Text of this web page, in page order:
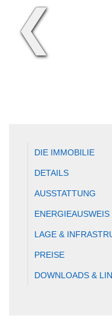
❮
DIE IMMOBILIE
DETAILS
AUSSTATTUNG
ENERGIEAUSWEIS
LAGE &
PREISE
DOWNLOADS &